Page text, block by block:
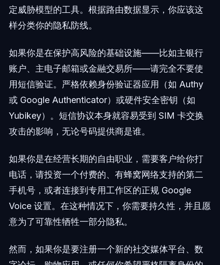
定威胁模型的工具。根据路由数据显示，你应该这
样分类你的隐私防线。
如果你是在保护高风险的基础设施——比如主银行
账户、主电子邮箱或金融交易所——请完全不要使
用短信验证。严格依赖身份验证器应用（如 Authy
或 Google Authenticator）或硬件安全密钥（如
Yubikey）。短信协议本身就容易受到 SIM 卡交换
攻击的影响，无论号码提供商是谁。
如果你是在经营长期的自由职业，需要客户给你打
电话，请投资一个付费的、有蜂窝网络支持的第二
手机号，或者连接到专用工作区的正规 Google
Voice 设置。在这种情况下，你需要持久性，并且愿
意为了可靠性牺牲一部分隐私。
然而，如果你是要注册一个新的社交媒体平台、数